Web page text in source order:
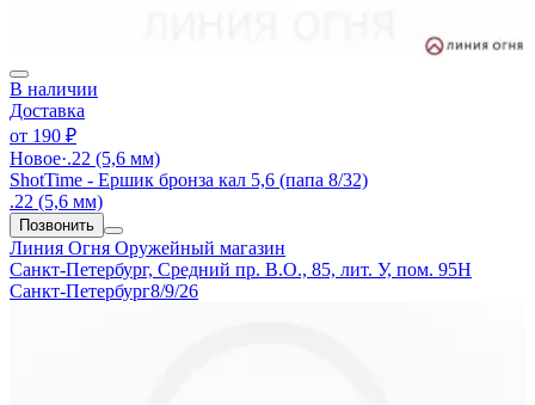
В наличии
Доставка
от 190 ₽
Новое·.22 (5,6 мм)
ShotTime - Ершик бронза кал 5,6 (папа 8/32)
.22 (5,6 мм)
Позвонить
Линия Огня Оружейный магазин
Санкт-Петербург, Средний пр. В.О., 85, лит. У, пом. 95Н
Санкт-Петербург8/9/26